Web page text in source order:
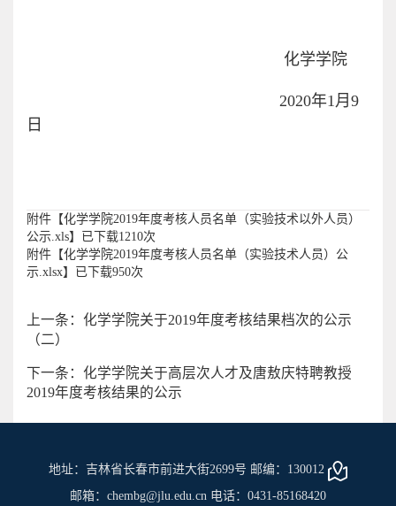
化学学院
2020年1月9
日
附件【化学学院2019年度考核人员名单（实验技术以外人员）
公示.xls】已下载1210次
附件【化学学院2019年度考核人员名单（实验技术人员）公
示.xlsx】已下载950次
上一条：化学学院关于2019年度考核结果档次的公示
（二）
下一条：化学学院关于高层次人才及唐敖庆特聘教授
2019年度考核结果的公示
地址：吉林省长春市前进大街2699号 邮编：130012
邮箱：chembg@jlu.edu.cn 电话：0431-85168420